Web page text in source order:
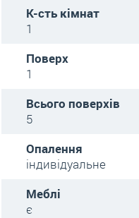
К-сть кімнат
1
Поверх
1
Всього поверхів
5
Опалення
індивідуальне
Меблі
є